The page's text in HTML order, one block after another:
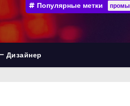
Популярные метки
Дизайнер